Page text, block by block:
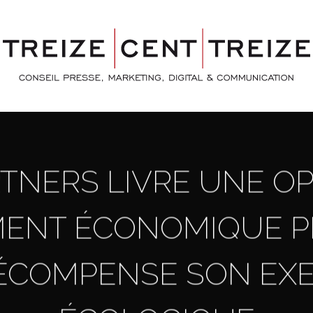
LIVRE UNE
ÉCONOMIQUE
SON